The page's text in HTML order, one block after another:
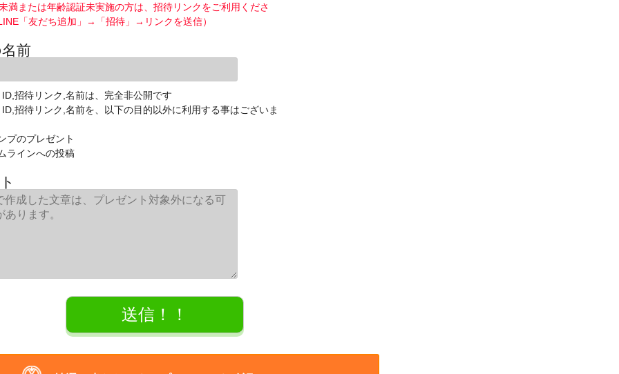
満または年齢認証未実施の方は、招待リンクをご利用くださ
「友だち追加」→「招待」→リンクを送信）
前
招待リンク,名前は、完全非公開です
招待リンク,名前を、以下の目的以外に利用する事はございま
プのプレゼント
ラインへの投稿